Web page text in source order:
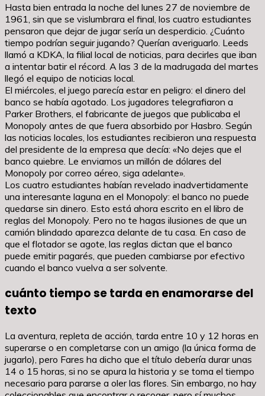
Hasta bien entrada la noche del lunes 27 de noviembre de
1961, sin que se vislumbrara el final, los cuatro estudiantes
pensaron que dejar de jugar sería un desperdicio. ¿Cuánto
tiempo podrían seguir jugando? Querían averiguarlo. Leeds
llamó a KDKA, la filial local de noticias, para decirles que iban
a intentar batir el récord. A las 3 de la madrugada del martes
llegó el equipo de noticias local.
El miércoles, el juego parecía estar en peligro: el dinero del
banco se había agotado. Los jugadores telegrafiaron a
Parker Brothers, el fabricante de juegos que publicaba el
Monopoly antes de que fuera absorbido por Hasbro. Según
las noticias locales, los estudiantes recibieron una respuesta
del presidente de la empresa que decía: «No dejes que el
banco quiebre. Le enviamos un millón de dólares del
Monopoly por correo aéreo, siga adelante».
Los cuatro estudiantes habían revelado inadvertidamente
una interesante laguna en el Monopoly: el banco no puede
quedarse sin dinero. Esto está ahora escrito en el libro de
reglas del Monopoly. Pero no te hagas ilusiones de que un
camión blindado aparezca delante de tu casa. En caso de
que el flotador se agote, las reglas dictan que el banco
puede emitir pagarés, que pueden cambiarse por efectivo
cuando el banco vuelva a ser solvente.
cuánto tiempo se tarda en enamorarse del
texto
La aventura, repleta de acción, tarda entre 10 y 12 horas en
superarse o en completarse con un amigo (la única forma de
jugarlo), pero Fares ha dicho que el título debería durar unas
14 o 15 horas, si no se apura la historia y se toma el tiempo
necesario para pararse a oler las flores. Sin embargo, no hay